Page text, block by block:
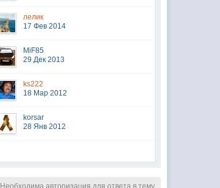
лелик
17 Фев 2014
MiF85
29 Дек 2013
ks222
18 Мар 2012
korsar
28 Янв 2012
Необходима авторизация для ответа в тему